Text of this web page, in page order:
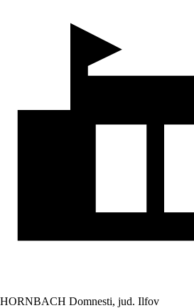
HORNBACH Domnesti, jud. Ilfov